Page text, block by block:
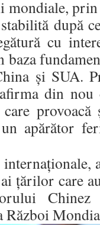
mondiale,
după
cu
baza
şi SUA.
din nou
provoacă
apărător
ţărilor care
Război